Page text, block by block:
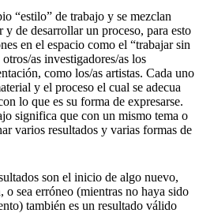
“estilo” de trabajo y se mezclan
y de desarrollar un proceso, para esto
en el espacio como el “trabajar sin
as investigadores/as los
como los/as artistas. Cada uno
y el proceso el cual se adecua
lo que es su forma de expresarse.
significa que con un mismo tema o
varios resultados y varias formas de
son el inicio de algo nuevo,
o sea erróneo (mientras no haya sido
también es un resultado válido